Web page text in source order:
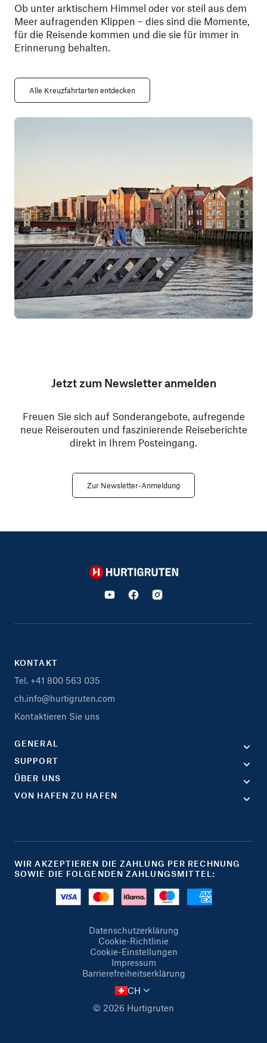
Ob unter arktischem Himmel oder vor steil aus dem
Meer aufragenden Klippen – dies sind die Momente,
für die Reisende kommen und die sie für immer in
Erinnerung behalten.
Alle Kreuzfahrtarten entdecken
Jetzt zum Newsletter anmelden
Freuen Sie sich auf Sonderangebote, aufregende
neue Reiserouten und faszinierende Reiseberichte
direkt in Ihrem Posteingang.
Zur Newsletter-Anmeldung
Hurtigruten
KONTAKT
Tel. +41 800 563 035
ch.info@hurtigruten.com
Kontaktieren Sie uns
GENERAL
SUPPORT
ÜBER UNS
VON HAFEN ZU HAFEN
WIR AKZEPTIEREN DIE ZAHLUNG PER RECHNUNG
SOWIE DIE FOLGENDEN ZAHLUNGSMITTEL:
Datenschutzerklärung
Cookie-Richtlinie
Cookie-Einstellungen
Impressum
Barrierefreiheitserklärung
© 2026 Hurtigruten
CH